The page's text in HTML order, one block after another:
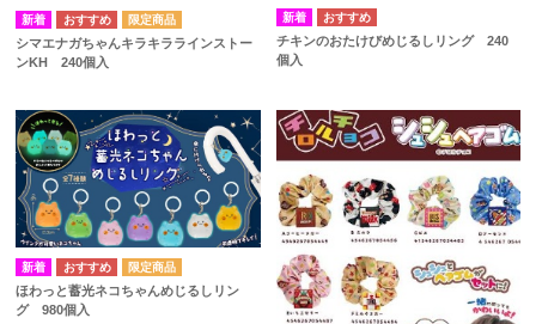
シマエナガちゃんキラキララインストー
ンKH 240個入
チキンのおたけびめじるしリング 240
個入
ほわっと蓄光ネコちゃんめじるしリン
グ 980個入